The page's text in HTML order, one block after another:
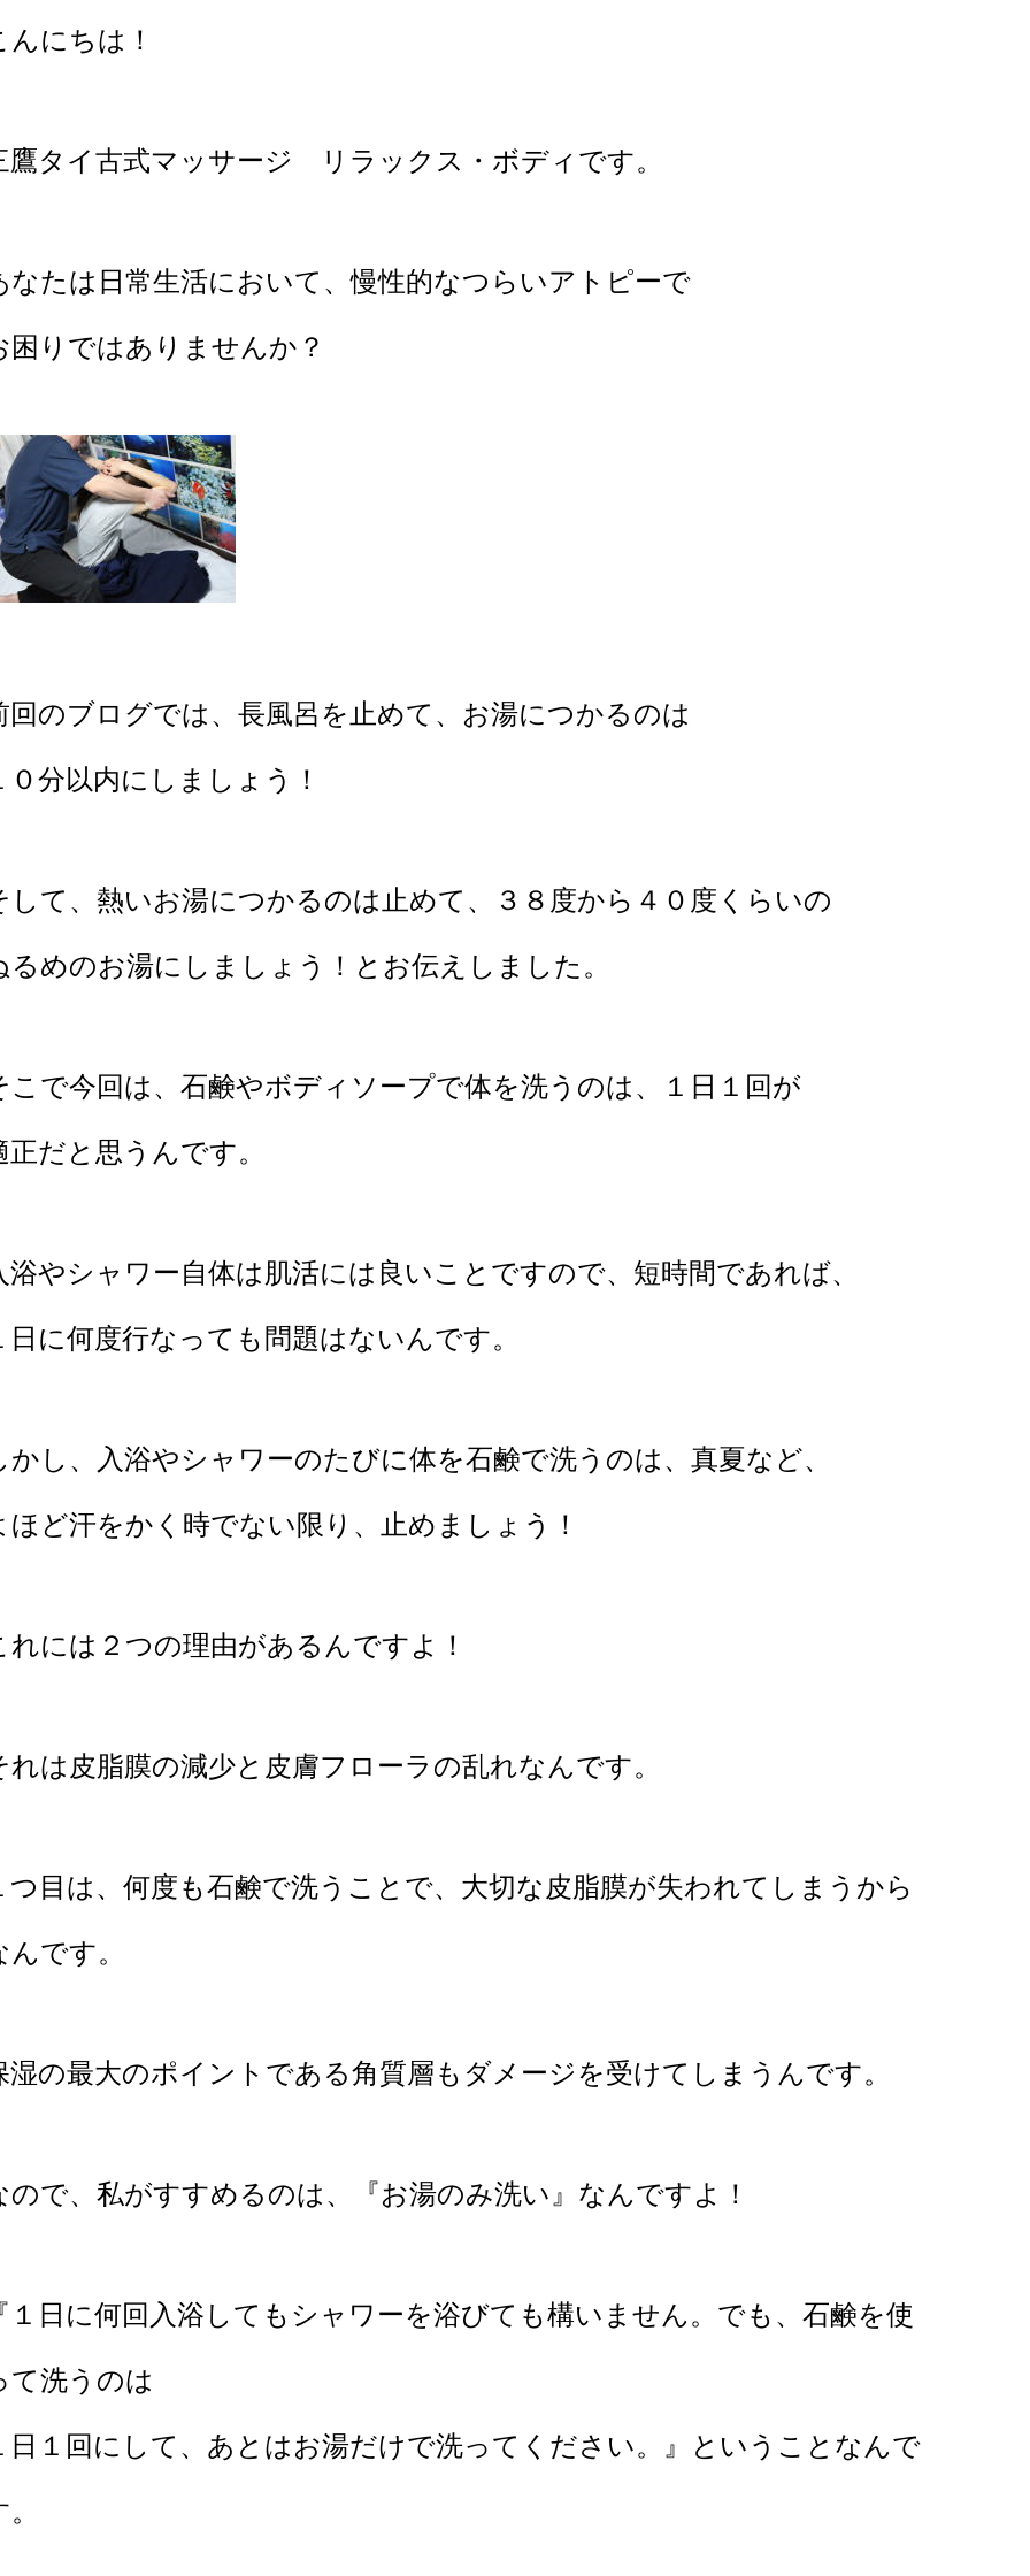
んにちは！
鷹タイ古式マッサージ リラックス・ボディです。
なたは日常生活において、慢性的なつらいアトピーで
困りではありませんか？
回のブログでは、長風呂を止めて、お湯につかるのは
０分以内にしましょう！
して、熱いお湯につかるのは止めて、３８度から４０度くらいの
るめのお湯にしましょう！とお伝えしました。
こで今回は、石鹸やボディソープで体を洗うのは、１日１回が
正だと思うんです。
浴やシャワー自体は肌活には良いことですので、短時間であれば、
日に何度行なっても問題はないんです。
かし、入浴やシャワーのたびに体を石鹸で洗うのは、真夏など、
ほど汗をかく時でない限り、止めましょう！
れには２つの理由があるんですよ！
れは皮脂膜の減少と皮膚フローラの乱れなんです。
つ目は、何度も石鹸で洗うことで、大切な皮脂膜が失われてしまうから
んです。
湿の最大のポイントである角質層もダメージを受けてしまうんです。
ので、私がすすめるのは、『お湯のみ洗い』なんですよ！
１日に何回入浴してもシャワーを浴びても構いません。でも、石鹸を使
て洗うのは
日１回にして、あとはお湯だけで洗ってください。』ということなんで